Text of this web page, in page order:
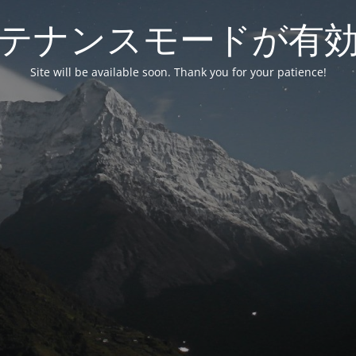
ナンスモードが有
Site will be available soon. Thank you for your patience!